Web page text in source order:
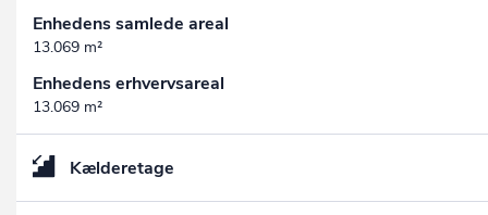
Enhedens samlede areal
13.069 m²
Enhedens erhvervsareal
13.069 m²
Kælderetage